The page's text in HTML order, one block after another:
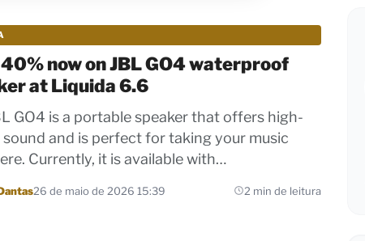
now on JBL GO4 waterproof
at Liquida 6.6
GO4 is a portable speaker that offers high-
sound and is perfect for taking your music
Currently, it is available with…
26 de maio de 2026 15:39 2 min de leitura